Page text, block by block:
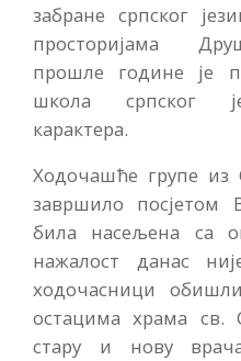
забране српског
просторијама
прошле године је
школа српског
карактера.
Ходочашће групе из
завршило посјетом
била насељена са
нажалост данас
ходочасници
остацима храма
стару и нову